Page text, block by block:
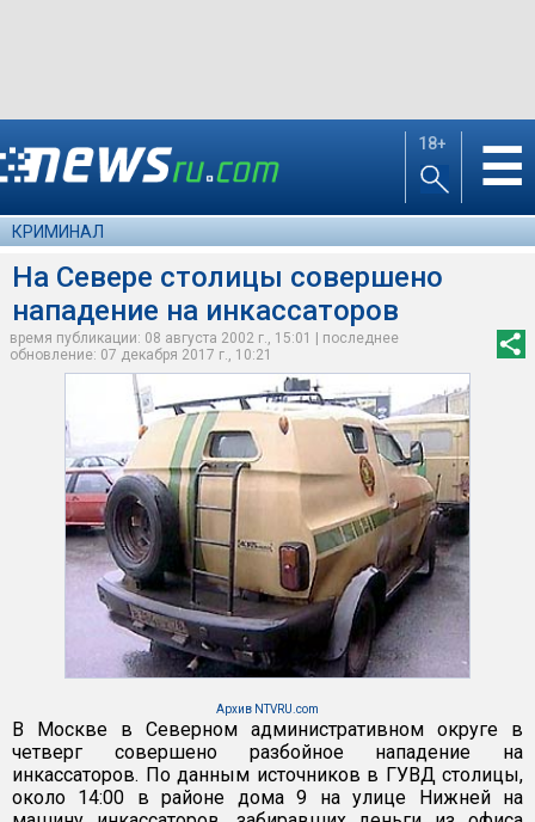
18+ ☰
КРИМИНАЛ
На Севере столицы совершено
нападение на инкассаторов
время публикации: 08 августа 2002 г., 15:01 | последнее
обновление: 07 декабря 2017 г., 10:21
Архив NTVRU.com
В Москве в Северном административном округе в
четверг совершено разбойное нападение на
инкассаторов. По данным источников в ГУВД столицы,
около 14:00 в районе дома 9 на улице Нижней на